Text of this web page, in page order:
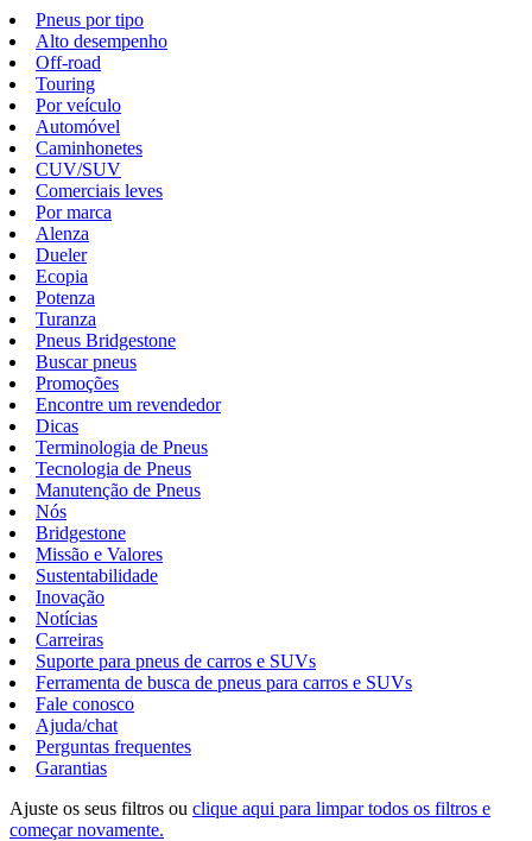
Pneus por tipo
Alto desempenho
Off-road
Touring
Por veículo
Automóvel
Caminhonetes
CUV/SUV
Comerciais leves
Por marca
Alenza
Dueler
Ecopia
Potenza
Turanza
Pneus Bridgestone
Buscar pneus
Promoções
Encontre um revendedor
Dicas
Terminologia de Pneus
Tecnologia de Pneus
Manutenção de Pneus
Nós
Bridgestone
Missão e Valores
Sustentabilidade
Inovação
Notícias
Carreiras
Suporte para pneus de carros e SUVs
Ferramenta de busca de pneus para carros e SUVs
Fale conosco
Ajuda/chat
Perguntas frequentes
Garantias
Ajuste os seus filtros ou clique aqui para limpar todos os filtros e
começar novamente.